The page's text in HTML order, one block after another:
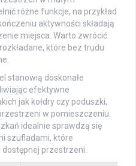
różne funkcje, na przykład
aktywności składają
miejsca. Warto zwrócić
które bez trudu
stanowią doskonałe
efektywne
jak kołdry czy poduszki,
w pomieszczeniu.
idealnie sprawdzą się
szufladami, które
przestrzeni.